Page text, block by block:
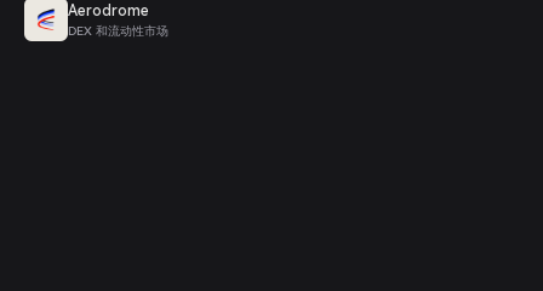
Aerodrome
DEX 和流动性市场